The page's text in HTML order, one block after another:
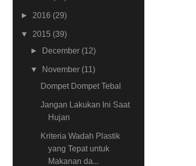
► 2016 (29)
▼ 2015 (39)
►
December (12)
▼ November (11)
Dompet Dompet Tebal
Jangan Lakukan Ini Saat
Hujan
Kriteria Wadah Plastik
yang Tepat untuk
Makanan da...